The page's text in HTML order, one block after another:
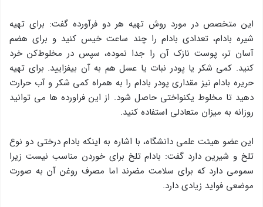
این متخصص در مورد روش تهیه هر دو فرآورده گفت: برای تهیه
شیره بادام، تعدادی بادام را چند ساعت خیس کنید و برای هضم
آسان تر، پوست نازک آن را جدا نموده، سپس در مخلوط‌کن خرد
کنید. کمی شکر یا پودر نبات یا عسل هم به آن بیفزایید. برای تهیه
حریره بادام نیز مقداری پودر بادام را به همراه کمی شکر و آب حرارت
دهید تا مخلوط یکنواختی حاصل شود. از این فراورده ها می توانید
روزانه به میزان متعادلی استفاده کنید.
این عضو هیئت علمی دانشگاه، با اشاره به اینکه بادام درختی دو نوع
تلخ و شیرین دارد گفت: بادام تلخ برای خوردن مناسب نیست زیرا
سمومی دارد که برای سلامت مضرند اما مصرف روغن آن به صورت
موضعی فواید زیادی دارد.